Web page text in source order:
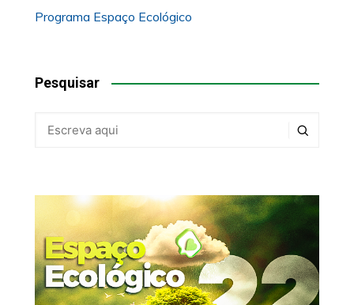
Programa Espaço Ecológico
Pesquisar